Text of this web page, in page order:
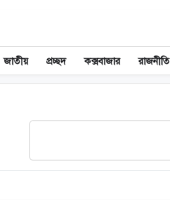
জাতীয় প্রচ্ছদ কক্সবাজার রাজনীতি